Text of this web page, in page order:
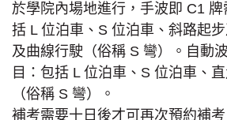
於學院內場地進行，手波即 C1
括 L 位泊車、S 位泊車、斜路起
及曲線行駛（俗稱 S 彎）。自動
目：包括 L 位泊車、S 位泊車、
（俗稱 S 彎）。
補考需要十日後才可再次預約補